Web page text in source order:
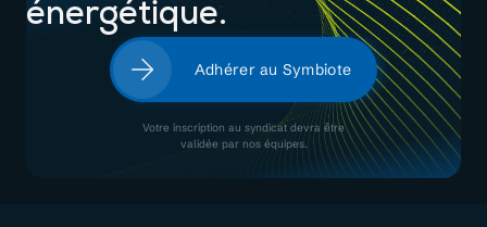
énergétique.
Adhérer au Symbiote
Votre inscription au syndicat devra être
validée par nos équipes.